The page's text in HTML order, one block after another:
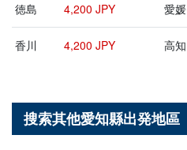
徳島 4,200 JPY 愛媛
香川 4,200 JPY 高知
搜索其他愛知縣出発地區